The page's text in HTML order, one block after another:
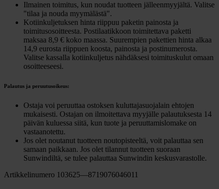
Ilmainen toimitus, kun noudat tuotteen jälleenmyyjältä. Valitse
"tilaa ja nouda myymälästä".
Kotiinkuljetuksen hinta riippuu paketin painosta ja
toimitusosoitteesta. Postilaatikkoon toimitettava paketti
maksaa 8,9 € koko maassa. Suurempien pakettien hinta alkaa
14,9 eurosta riippuen koosta, painosta ja postinumerosta.
Valitse kassalla kotiinkuljetus nähdäksesi toimituskulut omaan
osoitteeseesi.
Palautus ja peruutusoikeus:
Ostaja voi peruuttaa ostoksen kuluttajasuojalain ehtojen
mukaisesti. Ostajan on ilmoitettava myyjälle palautuksesta 14
päivän kuluessa siitä, kun tuote ja peruuttamislomake on
vastaanotettu.
Jos olet noutanut tuotteen noutopisteeltä, voit palauttaa sen
samaan paikkaan. Jos olet tilannut tuotteen suoraan
Sunwindiltä, se tulee palauttaa Sunwindin keskusvarastolle.
Artikkelinumero 103625—8719076046011